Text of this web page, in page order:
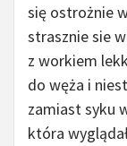
się ostrożnie
strasznie sie
z workiem
do węża i
zamiast syku
która